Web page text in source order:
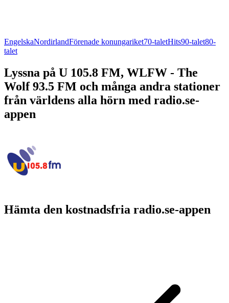
EngelskaNordirlandFörenade konungariket70-taletHits90-talet80-
talet
Lyssna på U 105.8 FM, WLFW - The
Wolf 93.5 FM och många andra stationer
från världens alla hörn med radio.se-
appen
Hämta den kostnadsfria radio.se-appen